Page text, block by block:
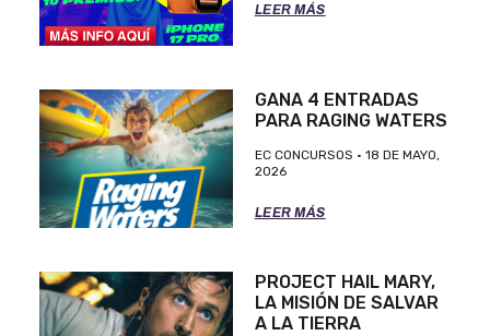
LEER MÁS
GANA 4 ENTRADAS
PARA RAGING WATERS
EC CONCURSOS
18 DE MAYO,
2026
LEER MÁS
PROJECT HAIL MARY,
LA MISIÓN DE SALVAR
A LA TIERRA